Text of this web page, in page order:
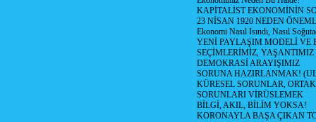
KAPİTALİST EKONOMİNİN
23 NİSAN 1920 NEDEN
Ekonomi Nasıl Isındı, Nasıl
YENİ PAYLAŞIM MODELİ VE
SEÇİMLERİMİZ, YAŞANTIMIZ
DEMOKRASİ ARAYIŞIMIZ
SORUNA HAZIRLANMAK!
KÜRESEL SORUNLAR,
SORUNLARI VİRÜSLEMEK
BİLGİ, AKIL, BİLİM YOKSA!
KORONAYLA BAŞA ÇIKAN